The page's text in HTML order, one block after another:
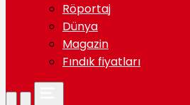
Röportaj
Dünya
Magazin
Fındık fiyatları